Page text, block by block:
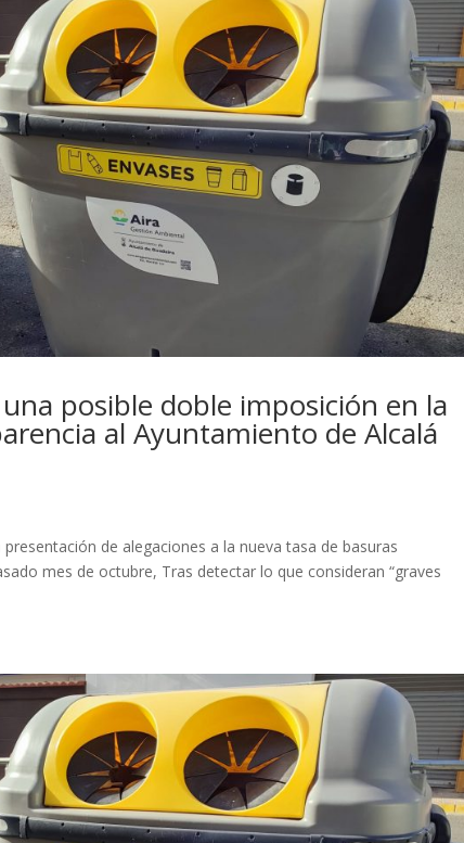
posible doble imposición en la
al Ayuntamiento de Alcalá
de alegaciones a la nueva tasa de basuras
mes de octubre, Tras detectar lo que consideran “graves